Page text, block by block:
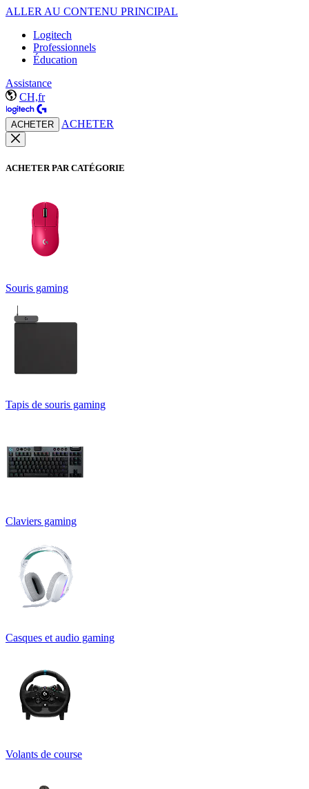
ALLER AU CONTENU PRINCIPAL
Logitech
Professionnels
Éducation
Assistance
CH,fr
ACHETER ACHETER
ACHETER PAR CATÉGORIE
Souris gaming
Tapis de souris gaming
Claviers gaming
Casques et audio gaming
Volants de course